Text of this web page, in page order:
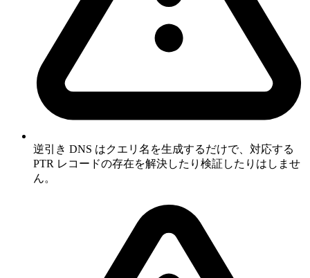
逆引き DNS はクエリ名を生成するだけで、対応する
PTR レコードの存在を解決したり検証したりはしませ
ん。